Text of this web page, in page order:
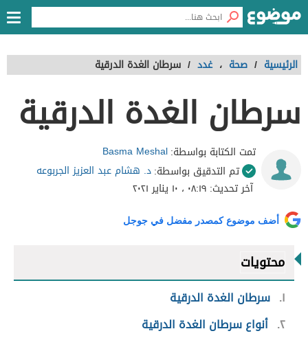
الرئيسية / صحة ، غدد / سرطان الغدة الدرقية
سرطان الغدة الدرقية
تمت الكتابة بواسطة:Basma Meshal
تم التدقيق بواسطة:د. هشام عبد العزيز الجربوعه
آخر تحديث: ٠٨:١٩ ، ١٠ يناير ٢٠٢١
أضف موضوع كمصدر مفضل في جوجل
محتويات
١ سرطان الغدة الدرقية
٢ أنواع سرطان الغدة الدرقية